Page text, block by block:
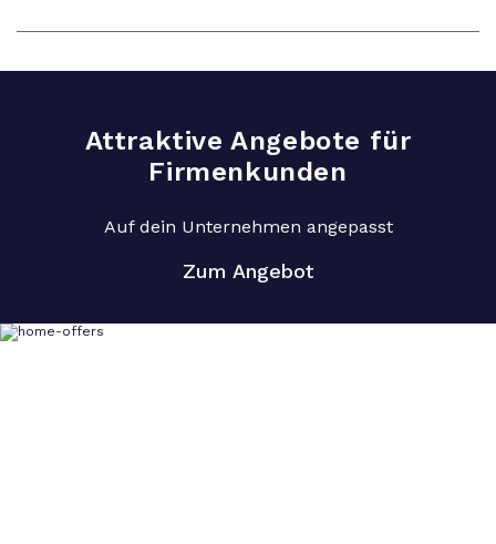
Attraktive Angebote für
Firmenkunden
Auf dein Unternehmen angepasst
Zum Angebot